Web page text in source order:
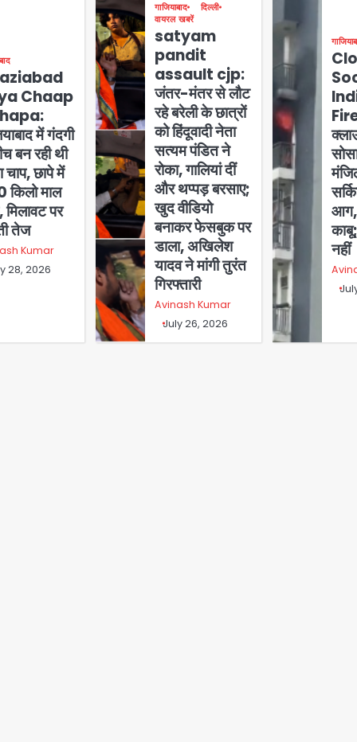
Chaap
में गंदगी
बन रही थी
चाप, छापे में
किलो माल
मिलावट पर
तेज
Kumar
28, 2026
गाजियाबाद
दिल्ली
वायरल खबरें
satyam
pandit
assault cjp:
जंतर-मंतर से लौट
रहे बरेली के छात्रों
को हिंदूवादी नेता
सत्यम पंडित ने
रोका, गालियां दीं
और थप्पड़ बरसाए;
खुद वीडियो
बनाकर फेसबुक पर
डाला, अखिलेश
यादव ने मांगी तुरंत
गिरफ्तारी
Avinash Kumar
July 26, 2026
आग,
नहीं